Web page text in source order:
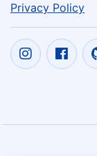
Privacy Policy